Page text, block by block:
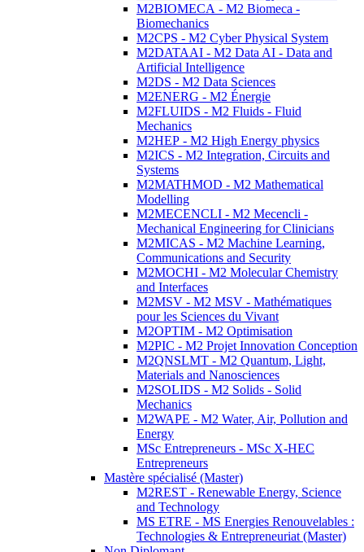
M2BIOMECA - M2 Biomeca -
Biomechanics
M2CPS - M2 Cyber Physical System
M2DATAAI - M2 Data AI - Data and
Artificial Intelligence
M2DS - M2 Data Sciences
M2ENERG - M2 Énergie
M2FLUIDS - M2 Fluids - Fluid
Mechanics
M2HEP - M2 High Energy physics
M2ICS - M2 Integration, Circuits and
Systems
M2MATHMOD - M2 Mathematical
Modelling
M2MECENCLI - M2 Mecencli -
Mechanical Engineering for Clinicians
M2MICAS - M2 Machine Learning,
Communications and Security
M2MOCHI - M2 Molecular Chemistry
and Interfaces
M2MSV - M2 MSV - Mathématiques
pour les Sciences du Vivant
M2OPTIM - M2 Optimisation
M2PIC - M2 Projet Innovation Conception
M2QNSLMT - M2 Quantum, Light,
Materials and Nanosciences
M2SOLIDS - M2 Solids - Solid
Mechanics
M2WAPE - M2 Water, Air, Pollution and
Energy
MSc Entrepreneurs - MSc X-HEC
Entrepreneurs
Mastère spécialisé (Master)
M2REST - Renewable Energy, Science
and Technology
MS ETRE - MS Energies Renouvelables :
Technologies & Entrepreneuriat (Master)